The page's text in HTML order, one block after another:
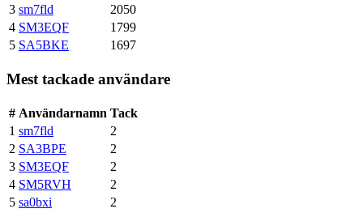
3 sm7fld
2050
4 SM3EQF
1799
5 SA5BKE 1697
Mest tackade användare
# Användarnamn Tack
1 sm7fld
2
2 SA3BPE
2
3 SM3EQF
2
4 SM5RVH
2
5 sa0bxi 2